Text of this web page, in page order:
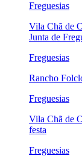
Freguesias
Vila Chã de
Junta de
Freguesias
Rancho
Freguesias
Vila Chã de
festa
Freguesias